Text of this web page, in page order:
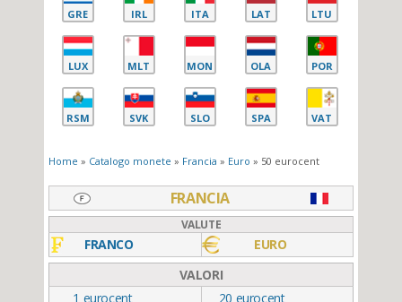
GRE IRL ITA LAT LTU
LUX MLT MON OLA POR
RSM SVK SLO SPA VAT
Home » Catalogo monete » Francia » Euro » 50 eurocent
FRANCIA
VALUTE
FRANCO
EURO
VALORI
1 eurocent 20 eurocent